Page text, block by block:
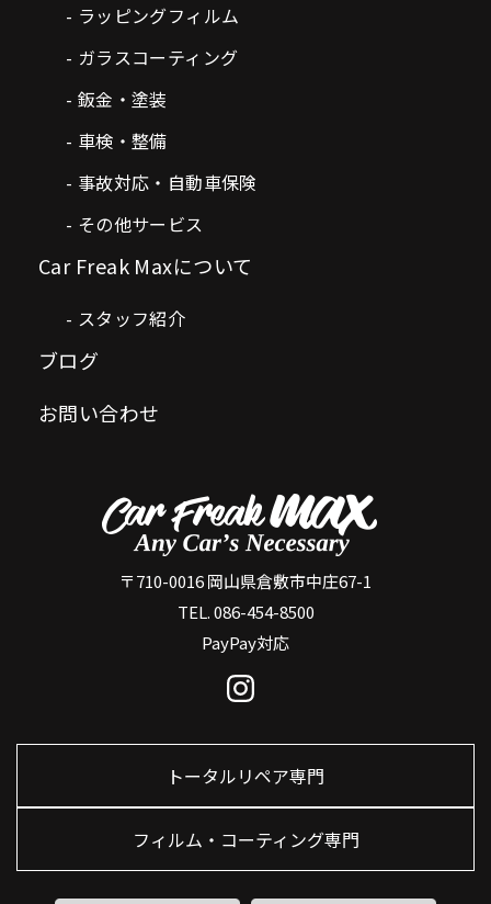
ラッピングフィルム
ガラスコーティング
鈑金・塗装
車検・整備
事故対応・自動車保険
その他サービス
Car Freak Maxについて
スタッフ紹介
ブログ
お問い合わせ
〒710-0016 岡山県倉敷市中庄67-1
TEL. 086-454-8500
PayPay対応
トータルリペア専門
フィルム・コーティング専門